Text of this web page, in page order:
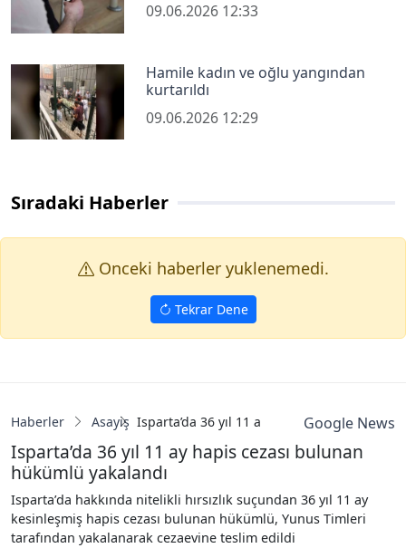
09.06.2026 12:33
Hamile kadın ve oğlu yangından
kurtarıldı
09.06.2026 12:29
Sıradaki Haberler
Onceki haberler yuklenemedi.
Tekrar Dene
Haberler Asayiş Isparta’da 36 yıl 11 ay hapis cezası
Google News
Isparta’da 36 yıl 11 ay hapis cezası bulunan
hükümlü yakalandı
Isparta’da hakkında nitelikli hırsızlık suçundan 36 yıl 11 ay
kesinleşmiş hapis cezası bulunan hükümlü, Yunus Timleri
tarafından yakalanarak cezaevine teslim edildi